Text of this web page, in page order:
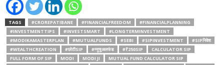
TAGS #CROREPATIBANE #FINANCIALFREEDOM
#FINANCIALPLANNING
#INVESTMENTTIPS
#INVESTSMART
#LONGTERMINVESTMENT
#MODIKAMASTERPLAN
#MUTUALFUNDS #SEBI #SIPINVESTMENT
#SIPनिवेश
#WEALTHCREATION
#छोटीSIP #म्यूचुअलफंड #₹250SIP
CALCULATOR SIP
FULL FORM OF SIP
MODI MODI JI
MUTUAL FUND CALCULATOR SIP